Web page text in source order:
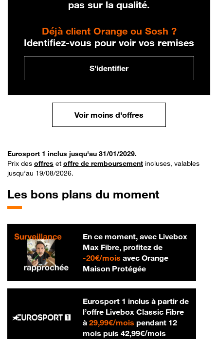
pas sur la qualité.
Déjà client Orange ou Sosh ?
Identifiez-vous pour voir vos remises
S'identifier
Voir moins d'offres
Eurosport 1 inclus jusqu'au 31/01/2029.
Prix des offres et offre de remboursement incluses, valables
jusqu’au 19/08/2026.
Les bons plans du moment
En ce moment, avec Livebox
Max Fibre, profitez de
-20€/mois20 € par mois
avec Orange
Maison Protégée
Eurosport 1 inclus à partir de
l’offre Livebox Classic Fibre
à 29,99€/mois29,99 € par mois
pendant 12
mois puis 42,99€/mois42,99 € par